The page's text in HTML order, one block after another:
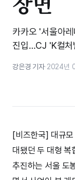
카카오 '서울아
진입…CJ 'K컬처
강은경 기자·2024년
[비즈한국] 대규
대됐던 두 대형 복
추진하는 서울 도